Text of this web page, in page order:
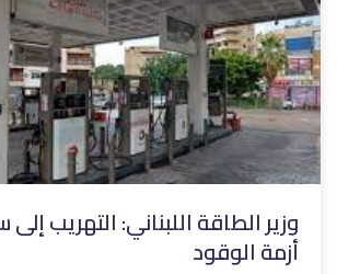
وزير الطاقة اللبناني: التهريب
أزمة الوقود